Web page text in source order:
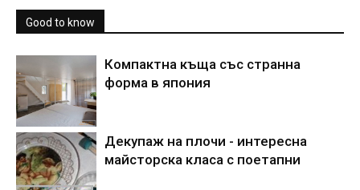
Good to know
Компактна къща със странна
форма в япония
Декупаж на плочи - интересна
майсторска класа с поетапни